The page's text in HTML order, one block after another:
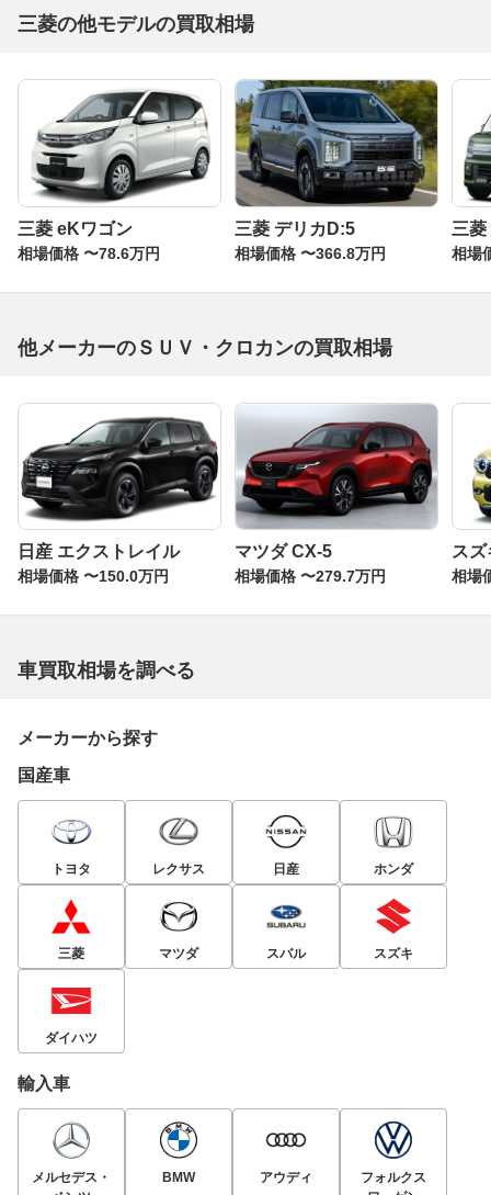
三菱の他モデルの買取相場
三菱 eKワゴン
相場価格 〜78.6万円
三菱 デリカD:5
相場価格 〜366.8万円
三菱
相場
他メーカーのＳＵＶ・クロカンの買取相場
日産 エクストレイル
相場価格 〜150.0万円
マツダ CX-5
相場価格 〜279.7万円
ス
相場
車買取相場を調べる
メーカーから探す
国産車
トヨタ レクサス 日産 ホンダ
三菱 マツダ スバル スズキ
ダイハツ
輸入車
メルセデス・
BMW アウディ
フォルクス